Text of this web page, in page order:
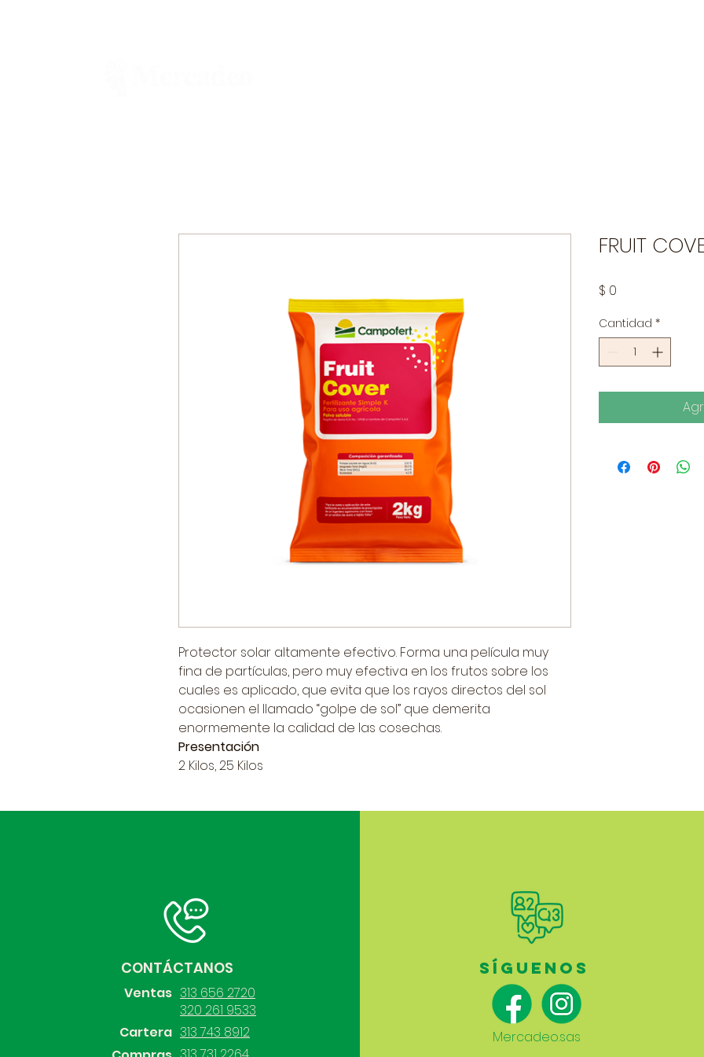
Protector solar altamente efectivo. Forma una película muy
fina de partículas, pero muy efectiva en los frutos sobre los
cuales es aplicado, que evita que los rayos directos del sol
ocasionen el llamado “golpe de sol” que demerita
enormemente la calidad de las cosechas.
Presentación
2 Kilos, 25 Kilos
FRUIT
$ 0
Cantidad *
CONTÁCTANOS
Ventas 313 656 2720
320 261 9533
Cartera 313 743 8912
SÍGUENOS
Mercadeo.sas